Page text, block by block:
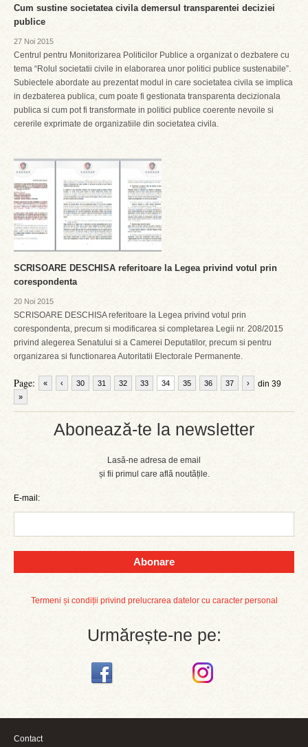
Abonează-te la newsletter
Lasă-ne adresa de email
și fii primul care află noutățile.
E-mail:
Abonare
Termeni și condiții privind prelucrarea datelor cu caracter personal
Urmărește-ne pe:
Cum sustine societatea civila demersul transparentei deciziei
publice
27 Noi 2015
Centrul pentru Monitorizarea Politicilor Publice a organizat o dezbatere cu
tema “Rolul societatii civile in elaborarea unor politici publice sustenabile”.
Subiectele abordate au prezentat modul in care societatea civila se implica
in dezbaterea publica, cum poate fi gestionata transparenta decizionala
publica si cum pot fi transformate in politici publice coerente nevoile si
cererile exprimate de organizatiile din societatea civila.
SCRISOARE DESCHISA referitoare la Legea privind votul prin
corespondenta
20 Noi 2015
SCRISOARE DESCHISA referitoare la Legea privind votul prin
corespondenta, precum si modificarea si completarea Legii nr. 208/2015
privind alegerea Senatului si a Camerei Deputatilor, precum si pentru
organizarea si functionarea Autoritatii Electorale Permanente.
Page: « ‹ 30 31 32 33 34 35 36 37 din 39
›
»
Contact